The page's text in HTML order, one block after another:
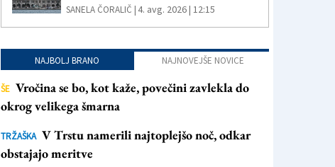
SANELA ČORALIČ |4. avg. 2026 | 12:15
NAJBOLJ BRANO NAJNOVEJŠE NOVICE
ŠE Vročina se bo, kot kaže, povečini zavlekla do
okrog velikega šmarna
TRŽAŠKA V Trstu namerili najtoplejšo noč, odkar
obstajajo meritve